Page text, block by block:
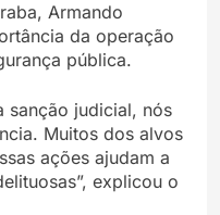
Armando
da operação
pública.
sanção judicial, nós
Muitos dos alvos
ações ajudam a
explicou o